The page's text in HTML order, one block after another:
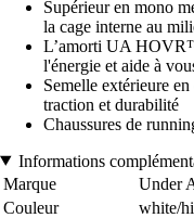
Supérieur en mono
la cage interne au
L’amorti UA
l'énergie et aide à
Semelle extérieure
traction et durabilité
Chaussures de
Informations
Marque
Under
Couleur
white/